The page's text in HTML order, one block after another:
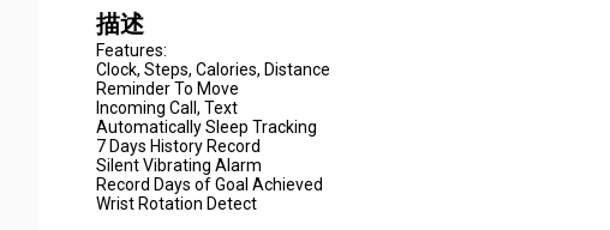
描述
Features:
Clock, Steps, Calories, Distance
Reminder To Move
Incoming Call, Text
Automatically Sleep Tracking
7 Days History Record
Silent Vibrating Alarm
Record Days of Goal Achieved
Wrist Rotation Detect